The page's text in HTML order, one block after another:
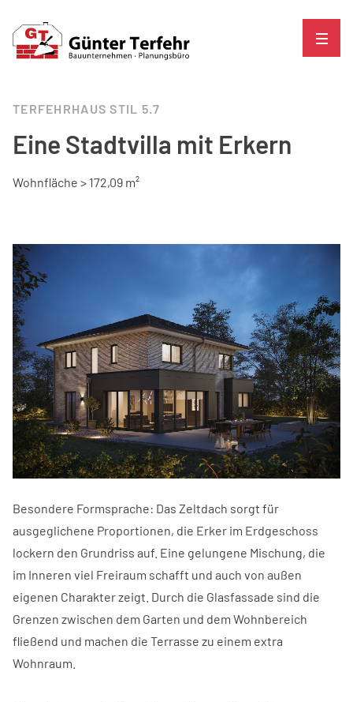
TERFEHRHAUS STIL 5.7
Eine Stadtvilla mit Erkern
Wohnfläche > 172,09 m²
Besondere Formsprache: Das Zeltdach sorgt für
ausgeglichene Proportionen, die Erker im Erdgeschoss
lockern den Grundriss auf. Eine gelungene Mischung, die
im Inneren viel Freiraum schafft und auch von außen
eigenen Charakter zeigt. Durch die Glasfassade sind die
Grenzen zwischen dem Garten und dem Wohnbereich
fließend und machen die Terrasse zu einem extra
Wohnraum.